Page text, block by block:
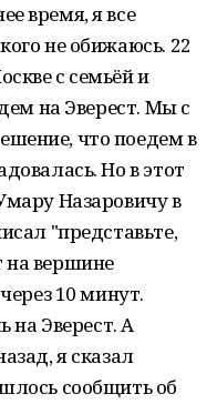
время, я все
не обижаюсь. 22
с семьёй и
на Эверест. Мы с
что поедем в
Но в этот
Назаровичу в
"представьте,
на вершине
10 минут.
на Эверест. А
я сказал
сообщить об